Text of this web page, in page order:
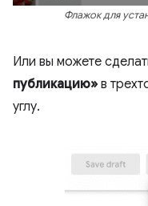
Флажок для
Или вы можете
публикацию» в
углу.